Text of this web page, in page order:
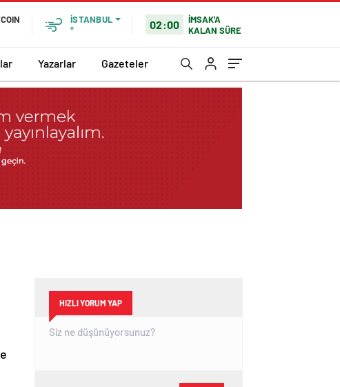
İSTANBUL
°
02:00
İMSAK'A
KALAN SÜRE
Yazarlar Gazeteler
HIZLI YORUM YAP